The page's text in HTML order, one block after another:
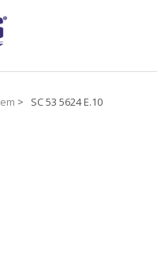
> SC 53 5624 E.10